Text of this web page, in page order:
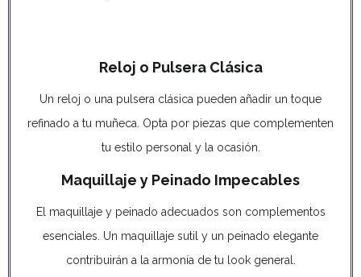
Reloj o Pulsera Clásica
Un reloj o una pulsera clásica pueden añadir un toque
refinado a tu muñeca. Opta por piezas que complementen
tu estilo personal y la ocasión.
Maquillaje y Peinado Impecables
El maquillaje y peinado adecuados son complementos
esenciales. Un maquillaje sutil y un peinado elegante
contribuirán a la armonía de tu look general.